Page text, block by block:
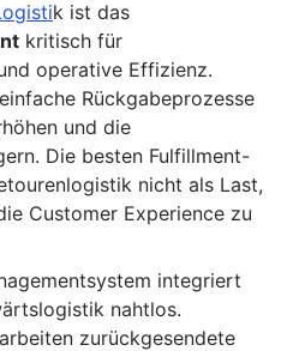
k ist das
kritisch für
operative Effizienz.
Rückgabeprozesse
und die
Die besten Fulfillment-
nicht als Last,
Customer Experience zu
integriert
nahtlos.
zurückgesendete